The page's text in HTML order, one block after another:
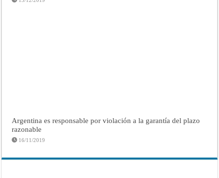
Argentina es responsable por violación a la garantía del plazo
razonable
16/11/2019